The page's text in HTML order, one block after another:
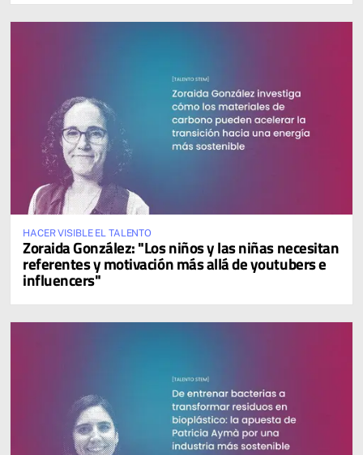
HACER VISIBLE EL TALENTO
Zoraida González: "Los niños y las niñas necesitan
referentes y motivación más allá de youtubers e
influencers"